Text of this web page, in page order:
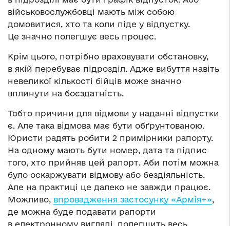
військовослужбовці мають між собою
домовитися, хто та коли піде у відпустку.
Це значно полегшує весь процес.
Крім цього, потрібно враховувати обстановку,
в якій перебуває підрозділ. Адже вибуття навіть
невеликої кількості бійців може значно
вплинути на боєздатність.
Тобто причини для відмови у наданні відпустки
є. Але така відмова має бути обґрунтованою.
Юристи радять робити 2 примірники рапорту.
На одному мають бути номер, дата та підпис
того, хто прийняв цей рапорт. Аби потім можна
було оскаржувати відмову або бездіяльність.
Але на практиці це далеко не завжди працює.
Можливо, впровадження застосунку «Армія+»,
де можна буде подавати рапорти
в електронному вигляді, полегшить весь